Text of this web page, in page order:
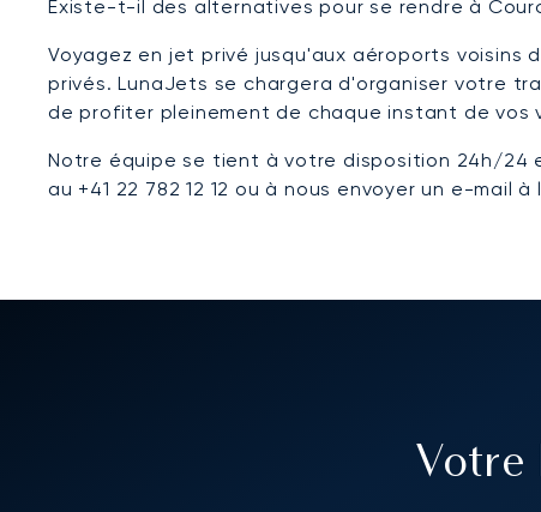
Existe-t-il des alternatives pour se rendre à
Voyagez en jet privé jusqu'aux aéroports voisins
privés. LunaJets se chargera d'organiser votre
de profiter pleinement de chaque instant de vos
Notre équipe se tient à votre disposition 24h/24
au +41 22 782 12 12 ou à nous envoyer un e-mail
Votre